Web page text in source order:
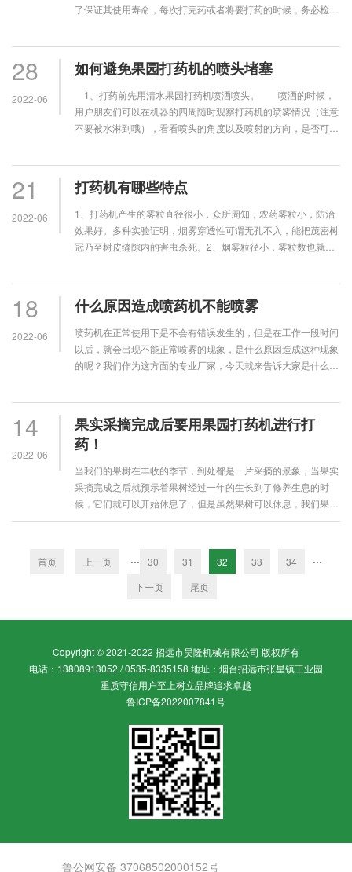
了保证其使用寿命，每次打完药或者将要打药的时候，务必检查
28
2022-06
如何避免果园打药机的喷头堵塞
1、打药前先用清水果园打药机喷洒喷头。 喷洒的时候，
用户朋友们可以在机器的四周随时观察打药机的喷雾情况（注意
不要被水淋到哦），看看喷头的角度以及喷射的方向，是否可以
21
2022-06
打药机有哪些特点
1、打药机产生的雾粒直径很小，众所周知，农药雾粒小，防治
效果好。多种实验证明，烟雾穿透性可谓无孔不入，能把茂密树
冠乃至树皮缝隙内的害虫杀死。2、烟雾粒径小，雾粒数也就
18
2022-06
什么原因造成喷药机不能喷雾
喷药机在正常使用下是不会有错误发生的，但是在工作一段时间
以后，就会出现不能正常喷雾的现象，是什么原因造成这种现象
的呢？我们作为这方面的专业厂家，今天就来告诉大家是什么原
14
2022-06
果实采摘完成后要用果园打药机进行打
药！
当我们的果树在丰收的季节，到处都是一片采摘的景象，当果实
采摘完成之后就预示着果树经过一年的生长到了修养生息的时
候，它们就可以开始休息了，但是虽然果树可以休息，我们果农
却不能，因为还有很多的后续管理工作···
首页 上一页 ··· 30 31 32 33 34 ···
下一页 尾页
Copyright © 2021-2022 招远市昊隆机械有限公司 版权所有
电话：13808913052 / 0535-8335158 地址：烟台招远市张星镇工业园
重质守信用户至上树立品牌追求卓越
鲁ICP备2022007841号
鲁公网安备 37068502000152号